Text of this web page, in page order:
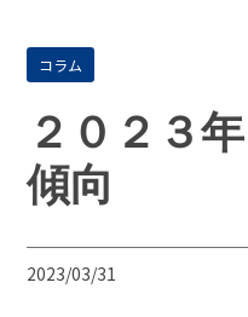
コラム
２０２３
傾向
2023/03/31